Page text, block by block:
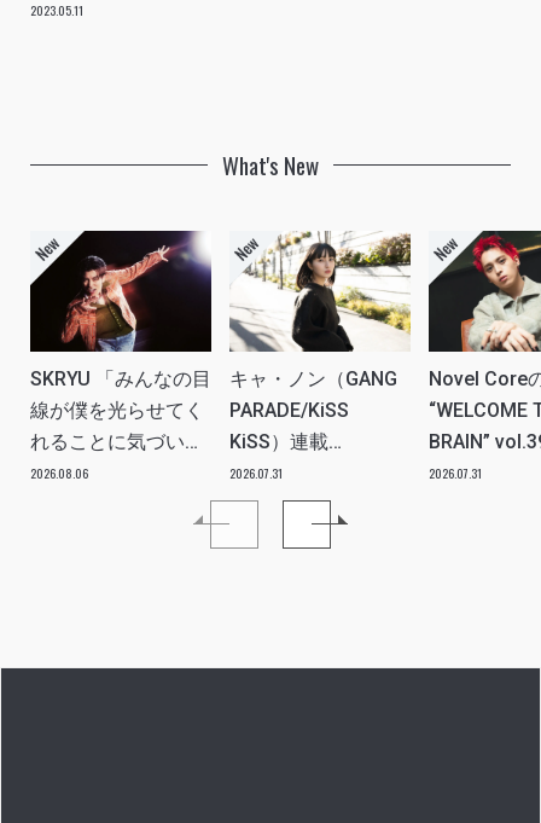
2023.05.11
What's New
SKRYU 「みんなの目
線が僕を光らせてく
れることに気づい
た」 INTERVIEW
2026.08.06
キャ・ノン（GANG
PARADE/KiSS
KiSS）連載
vol.112「特別企画
メンバーともっとは
2026.07.31
Novel Core
“WELCOME
BRAIN”
分たちの世
2026.07.31